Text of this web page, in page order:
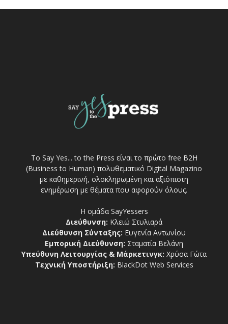
Το Say Yes... to the Press είναι το πρώτο free Β2Η
(Business to Human) πολυθεματικό Digital Magazino
με καθημερινή, ολοκληρωμένη και αξιόπιστη
ενημέρωση με θέματα που αφορούν όλους.
Η ομάδα SayYessers
Διεύθυνση: Κλειώ Στυλιαρά
Διεύθυνση Σύνταξης: Ευγενία Αντωνίου
Εμπορική Διεύθυνση: Σταματία Βελάνη
Υπεύθυνη Λειτουργίας & Μάρκετινγκ: Χρύσα Γώτα
Τεχνική Υποστήριξη: BlackDot Web Services